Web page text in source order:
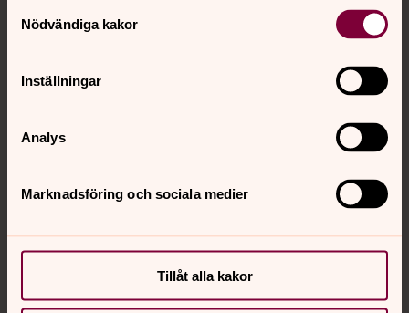
Nödvändiga kakor
Inställningar
Analys
Marknadsföring och sociala medier
Tillåt alla kakor